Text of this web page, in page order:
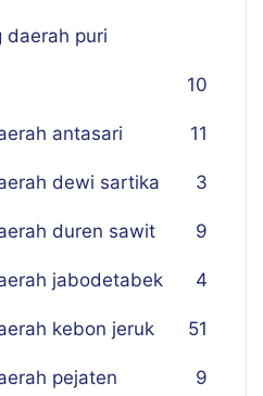
daerah puri
10
antasari 11
dewi sartika 3
duren sawit 9
jabodetabek 4
kebon jeruk 51
pejaten 9